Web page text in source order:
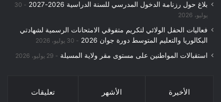
بلاغ حول رزنامة الدخول المدرسي للسنة الدراسية 2026-2027
30
يوليو، 2026
فعاليات الحفل الولائي لتكريم متفوقي الامتحانات الرسمية لشهادتي
البكالوريا والتعليم المتوسط دورة جوان 2026
30 يوليو، 2026
استقبالات المواطنين على مستوى مقر ولاية المسيلة 29 يوليو، 2026
الأخيرة الأشهر تعليقات